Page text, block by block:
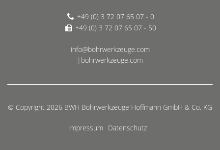
+49 (0) 3 72 07 65 07 - 0
+49 (0) 3 72 07 65 07 - 50
info@bohrwerkzeuge.com
|bohrwerkzeuge.com
© Copyright 2026 BWH Bohrwerkzeuge Hoffmann GmbH & Co. KG
Impressum Datenschutz